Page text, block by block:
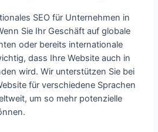
SEO für Unternehmen in
Sie Ihr Geschäft auf globale
oder bereits internationale
dass Ihre Website auch in
wird. Wir unterstützen Sie bei
für verschiedene Sprachen
um so mehr potenzielle